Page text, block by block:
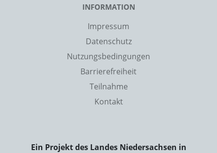
INFORMATION
Impressum
Datenschutz
Nutzungsbedingungen
Barrierefreiheit
Teilnahme
Kontakt
Ein Projekt des Landes Niedersachsen in